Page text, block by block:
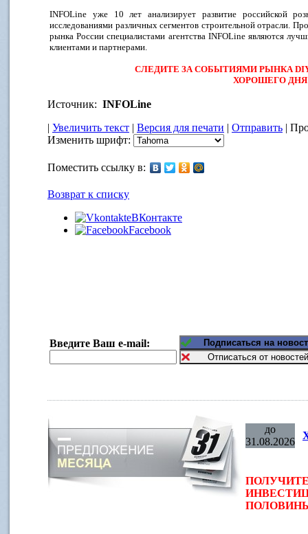
INFOLine уже 10 лет анализирует развитие российской
исследованиями различных сегментов строительной отрасли.
рынка России специалистами агентства INFOLine являются
клиентами и партнерами.
СЛЕДИТЕ ЗА СОБЫТИЯМИ РЫНКА
ХОРОШЕГО
Источник: INFOLine
| Увеличить текст | Версия для печати | Отправить |
Изменить шрифт:
Поместить ссылку в:
Возврат к списку
ВКонтакте
Facebook
Введите Ваш e-mail:
до
31.08.2026
ПОЛОВИНЫ